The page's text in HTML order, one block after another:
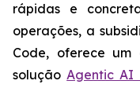
rápidas e
operações, a
Code, oferece um
soluçãoAgentic AI